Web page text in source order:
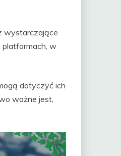
wystarczające
platformach, w
dotyczyć ich
ważne jest,